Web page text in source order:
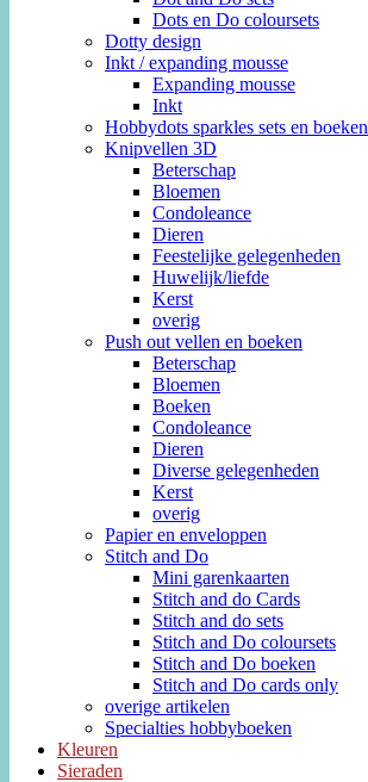
Dots en Do coloursets
Dotty design
Inkt / expanding mousse
Expanding mousse
Inkt
Hobbydots sparkles sets en boeken
Knipvellen 3D
Beterschap
Bloemen
Condoleance
Dieren
Feestelijke gelegenheden
Huwelijk/liefde
Kerst
overig
Push out vellen en boeken
Beterschap
Bloemen
Boeken
Condoleance
Dieren
Diverse gelegenheden
Kerst
overig
Papier en enveloppen
Stitch and Do
Mini garenkaarten
Stitch and do Cards
Stitch and do sets
Stitch and Do coloursets
Stitch and Do boeken
Stitch and Do cards only
overige artikelen
Specialties hobbyboeken
Kleuren
Sieraden